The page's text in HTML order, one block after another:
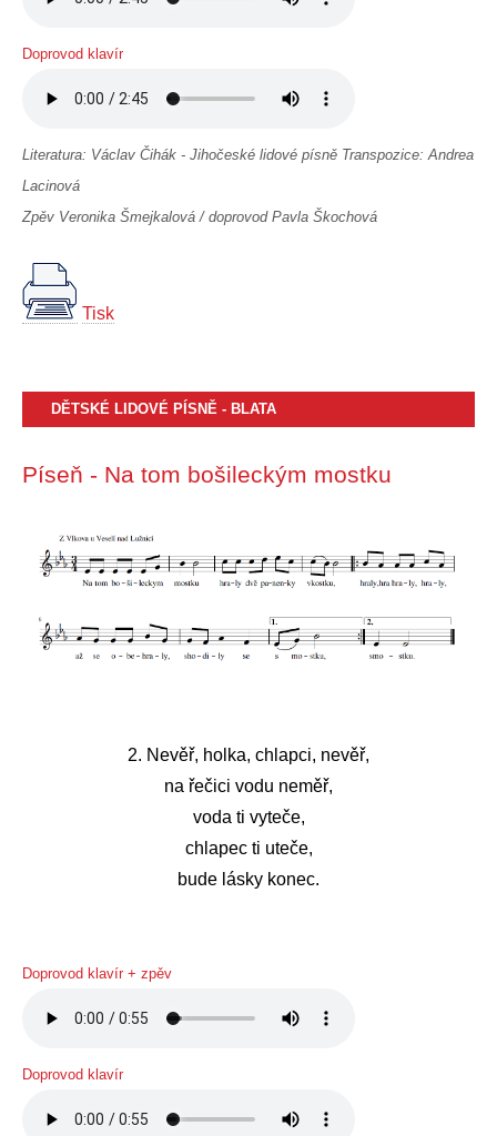
Doprovod klavír
Literatura: Václav Čihák - Jihočeské lidové písně Transpozice: Andrea
Lacinová
Zpěv Veronika Šmejkalová / doprovod Pavla Škochová
Tisk
DĚTSKÉ LIDOVÉ PÍSNĚ - BLATA
Píseň - Na tom bošileckým mostku
2. Nevěř, holka, chlapci, nevěř,
na řečici vodu neměř,
voda ti vyteče,
chlapec ti uteče,
bude lásky konec.
Doprovod klavír + zpěv
Doprovod klavír